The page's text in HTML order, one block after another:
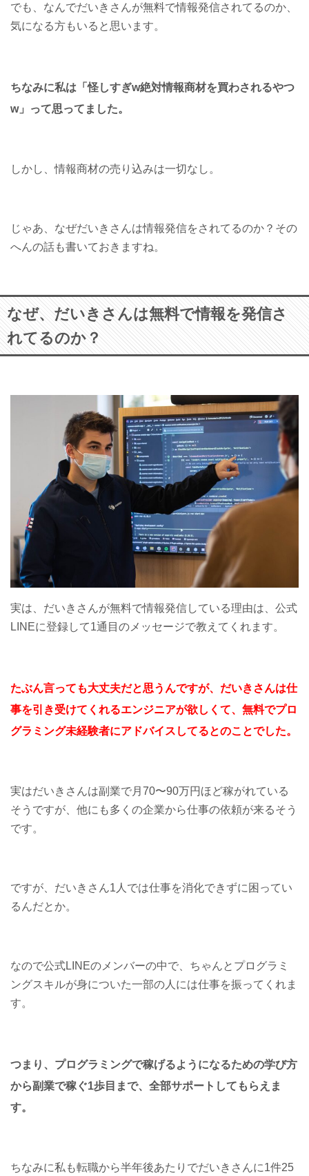
でも、なんでだいきさんが無料で情報発信されてるのか、
気になる方もいると思います。
ちなみに私は「怪しすぎw絶対情報商材を買わされるやつ
w」って思ってました。
しかし、情報商材の売り込みは一切なし。
じゃあ、なぜだいきさんは情報発信をされてるのか？その
へんの話も書いておきますね。
なぜ、だいきさんは無料で情報を発信さ
れてるのか？
実は、だいきさんが無料で情報発信している理由は、公式
LINEに登録して1通目のメッセージで教えてくれます。
たぶん言っても大丈夫だと思うんですが、だいきさんは仕
事を引き受けてくれるエンジニアが欲しくて、無料でプロ
グラミング未経験者にアドバイスしてるとのことでした。
実はだいきさんは副業で月70〜90万円ほど稼がれている
そうですが、他にも多くの企業から仕事の依頼が来るそう
です。
ですが、だいきさん1人では仕事を消化できずに困ってい
るんだとか。
なので公式LINEのメンバーの中で、ちゃんとプログラミ
ングスキルが身についた一部の人には仕事を振ってくれま
す。
つまり、プログラミングで稼げるようになるための学び方
から副業で稼ぐ1歩目まで、全部サポートしてもらえま
す。
ちなみに私も転職から半年後あたりでだいきさんに1件25